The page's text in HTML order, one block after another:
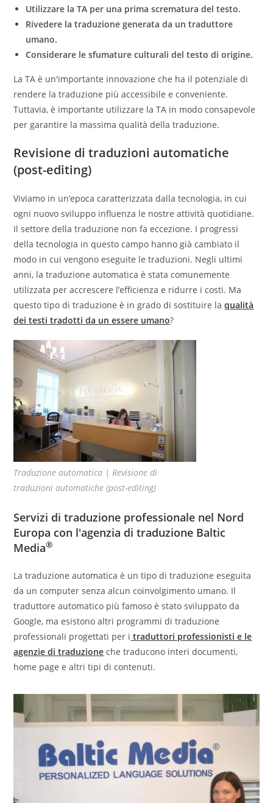
Utilizzare la TA per una prima scrematura del testo.
Rivedere la traduzione generata da un traduttore
umano.
Considerare le sfumature culturali del testo di origine.
La TA è un'importante innovazione che ha il potenziale di
rendere la traduzione più accessibile e conveniente.
Tuttavia, è importante utilizzare la TA in modo consapevole
per garantire la massima qualità della traduzione.
Revisione di traduzioni automatiche
(post-editing)
Viviamo in un’epoca caratterizzata dalla tecnologia, in cui
ogni nuovo sviluppo influenza le nostre attività quotidiane.
Il settore della traduzione non fa eccezione. I progressi
della tecnologia in questo campo hanno già cambiato il
modo in cui vengono eseguite le traduzioni. Negli ultimi
anni, la traduzione automatica è stata comunemente
utilizzata per accrescere l’efficienza e ridurre i costi. Ma
questo tipo di traduzione è in grado di sostituire laqualità
dei testi tradotti da un essere umano?
Traduzione automatica | Revisione di
traduzioni automatiche (post-editing)
Servizi di traduzione professionale nel Nord
Europa con l'agenzia di traduzione Baltic
Media®
La traduzione automatica è un tipo di traduzione eseguita
da un computer senza alcun coinvolgimento umano. Il
traduttore automatico più famoso è stato sviluppato da
Google, ma esistono altri programmi di traduzione
professionali progettati per i traduttori professionisti e le
agenzie di traduzione che traducono interi documenti,
home page e altri tipi di contenuti.